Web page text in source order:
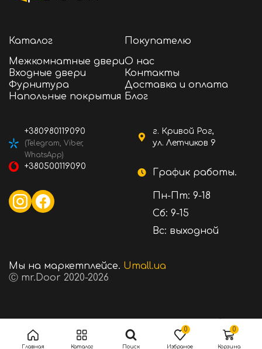
Главная Каталог Поиск
0
Избраное
0
Корзина
Каталог
Межкомнатные двери
Входные двери
Фурнитура
Напольные покрытия
Покупателю
О нас
Контакты
Доставка и оплата
Блог
г. Кривой Рог,
ул. Летчиков 9
График работы.
Пн-Пт: 9-18
Сб: 9-15
Вс: выходной
+380980119090
(Telegram, Viber,
WhatsApp)
+380500119090
Ⓒ mr.Door 2020-2026
Мы на маркетплейсе. Umall.ua